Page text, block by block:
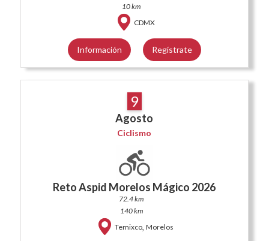
10 km
CDMX
Información Regístrate
9
Agosto
Ciclismo
Reto Aspid Morelos Mágico 2026
72.4 km
140 km
Temixco, Morelos